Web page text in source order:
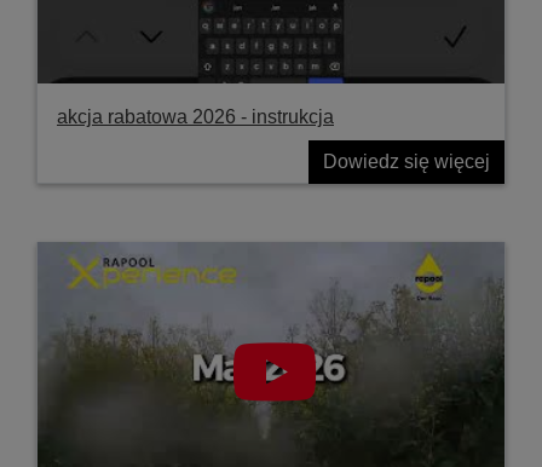
akcja rabatowa 2026 - instrukcja
Dowiedz się więcej